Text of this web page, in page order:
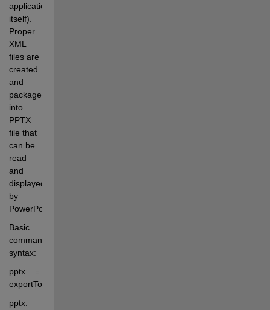
application
itself).
Proper
XML
files are
created
and
packaged
into
PPTX
file that
can be
read
and
displayed
by
PowerPoint.
Basic
command
syntax:
pptx    =
exportToPPTX();
pptx.